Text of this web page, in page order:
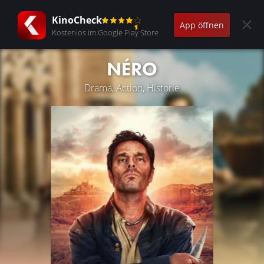
KinoCheck
Kostenlos im Google Play Store
App öffnen
NÉRO
Drama, Action, Historie